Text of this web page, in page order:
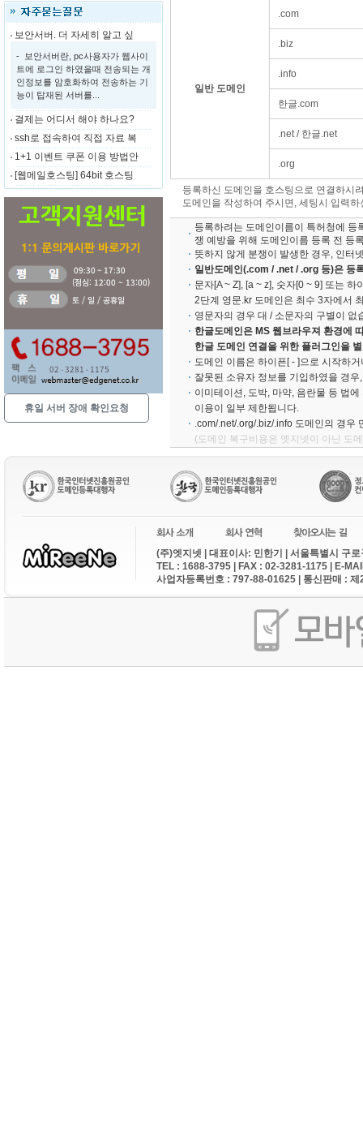
보안서버. 더 자세히 알고 싶
- 보안서버란, pc사용자가 웹사이
트에 로그인 하였을때 전송되는 개
인정보를 암호화하여 전송하는 기
능이 탑재된 서버를...
결제는 어디서 해야 하나요?
ssh로 접속하여 직접 자료 복
1+1 이벤트 쿠폰 이용 방법안
[웹메일호스팅] 64bit 호스팅
휴일 서버 장애 확인요청
일반 도메인
.com
.biz
.info
한글.com
.net / 한글.net
.org
등록하신 도메인을 호스팅으로 연결하시
도메인을 작성하여 주시면, 세팅시 입력
등록하려는 도메인이름이 특허청에 등
쟁 예방을 위해 도메인이름 등록 전 등
뜻하지 않게 분쟁이 발생한 경우, 인터
일반도메인(.com / .net / .org 등)은 등
문자[A ~ Z], [a ~ z], 숫자[0 ~ 9] 또는
2단계 영문.kr 도메인은 최수 3자에서
영문자의 경우 대 / 소문자의 구별이 없
한글도메인은 MS 웹브라우져 환경에
한글 도메인 연결을 위한 플러그인을
도메인 이름은 하이픈[ - ]으로 시작하
잘못된 소유자 정보를 기입하였을 경
이미테이션, 도박, 마약, 음란물 등 법
이용이 일부 제한됩니다.
.com/.net/.org/.biz/.info 도메인의 경우
(도메인 복구비용은 엣지넷이 아닌 도
(주)엣지넷 | 대표이사: 민한기 | 서울특별시 구
TEL : 1688-3795 | FAX : 02-3281-1175 | E-
사업자등록번호 : 797-88-01625 | 통신판매 :